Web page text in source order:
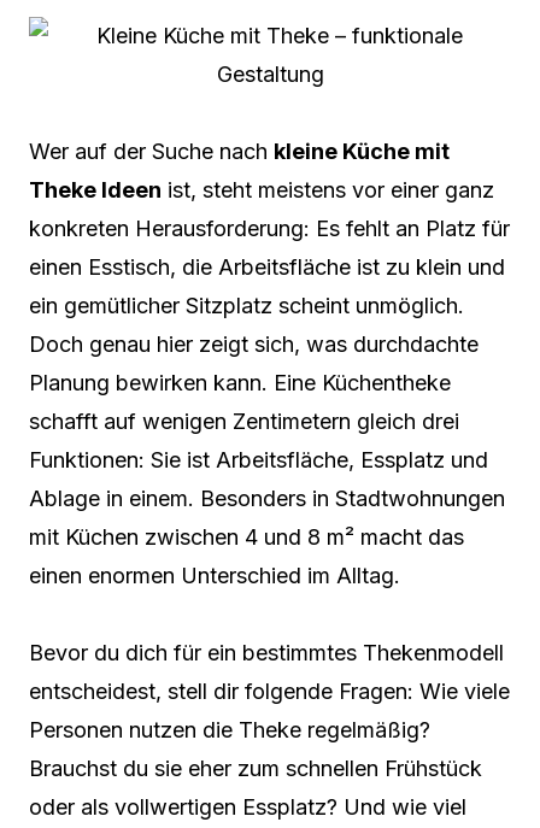
Wer auf der Suche nach kleine Küche mit
Theke Ideen ist, steht meistens vor einer ganz
konkreten Herausforderung: Es fehlt an Platz für
einen Esstisch, die Arbeitsfläche ist zu klein und
ein gemütlicher Sitzplatz scheint unmöglich.
Doch genau hier zeigt sich, was durchdachte
Planung bewirken kann. Eine Küchentheke
schafft auf wenigen Zentimetern gleich drei
Funktionen: Sie ist Arbeitsfläche, Essplatz und
Ablage in einem. Besonders in Stadtwohnungen
mit Küchen zwischen 4 und 8 m² macht das
einen enormen Unterschied im Alltag.
Bevor du dich für ein bestimmtes Thekenmodell
entscheidest, stell dir folgende Fragen: Wie viele
Personen nutzen die Theke regelmäßig?
Brauchst du sie eher zum schnellen Frühstück
oder als vollwertigen Essplatz? Und wie viel